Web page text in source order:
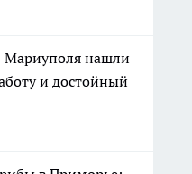
Мариуполя нашли
и достойный